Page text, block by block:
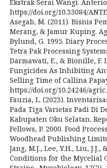
Ekstrak Serai Wangi.
https://doi.org/10.33084/
Asegab, M. (2011). Bisnis
Merang, & Jamur Kuping.
Bylund, G. 1995. Diary
Tetra Pak Processing
Darmawati, E., & Bionille, F.
Fungicides As Inhibiting
Selling Time of Callina
https://doi.org/10.24246/
Fauzia, L. (2023).
Pada Tiga Varietas Padi Di
Kabupaten Oku Selatan.
Fellows, P. 2000. Food
Woodhead Publishing
Jang, M.J., Lee, Y.H., Liu, J.J.,
Conditions for the Mycelial